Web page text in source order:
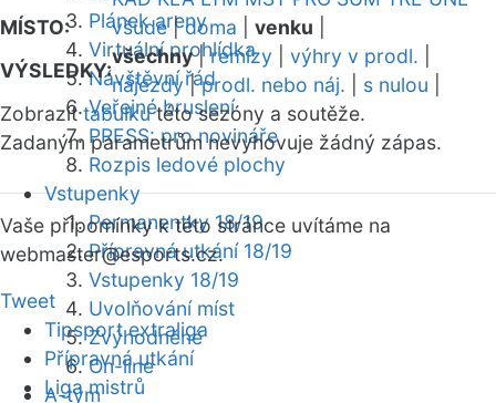
Plánek areny
Virtuální prohlídka
Návštěvní řád
Veřejné bruslení
PRESS: pro novináře
Rozpis ledové plochy
Vstupenky
Permanentky 18/19
Přípravná utkání 18/19
Vstupenky 18/19
Uvolňování míst
Zvýhodněné
On-line
A-tým
MÍSTO:
všude|doma venku
VÝSLEDKY:
všechny|remízy výhry v prodl.
nájezdy|prodl. nebo náj. s nulou
Zobrazittabulkutéto sezóny a soutěže.
Zadaným parametrům nevyhovuje žádný zápas.
Vaše připomínky k této stránce uvítáme na
webmaster@esports.cz.
Tweet
Tipsport extraliga
Přípravná utkání
Liga mistrů